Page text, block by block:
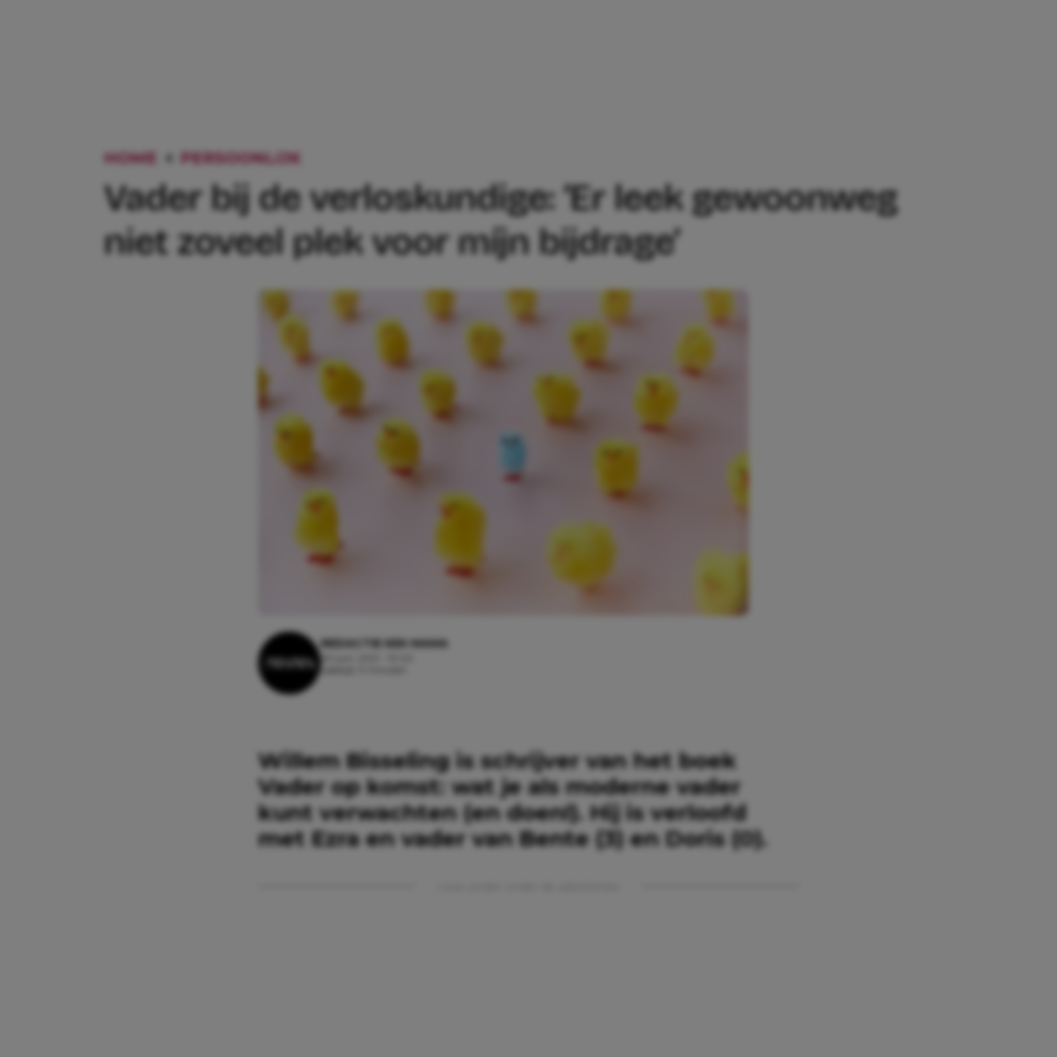
HOME PERSOONLIJK
Vader bij de verloskundige: ‘Er leek gewoonweg
niet zoveel plek voor míjn bijdrage’
Willem Bisseling is schrijver van het boek
Vader op komst: wat je als moderne vader
kunt verwachten (en doen!). Hij is verloofd
met Ezra en vader van Bente (3) en Doris (0).